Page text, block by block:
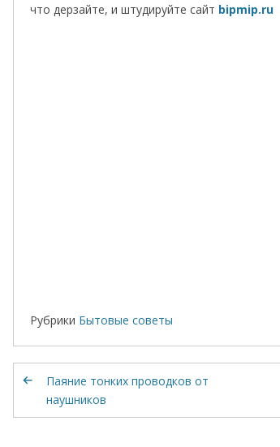
что дерзайте, и штудируйте сайт bipmip.ru
Рубрики Бытовые советы
Паяние тонких проводков от
наушников